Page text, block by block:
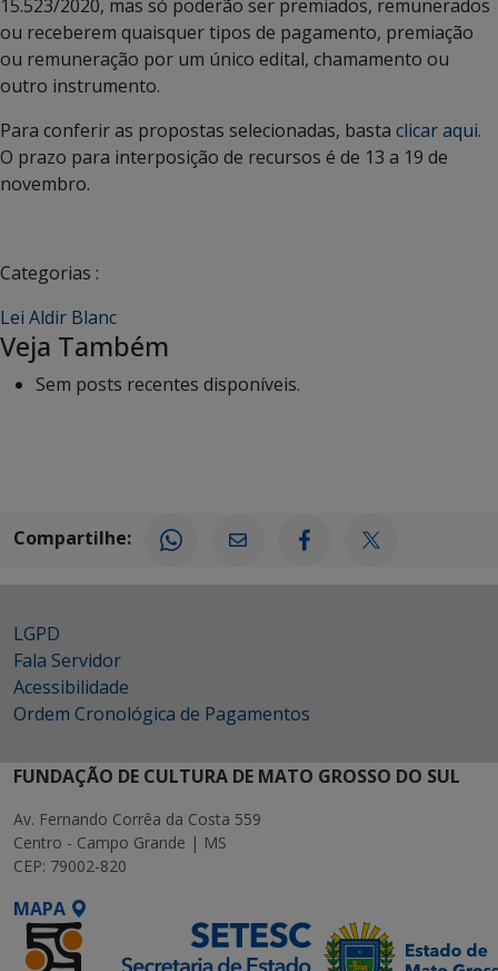
15.523/2020, mas só poderão ser premiados, remunerados
ou receberem quaisquer tipos de pagamento, premiação
ou remuneração por um único edital, chamamento ou
outro instrumento.
Para conferir as propostas selecionadas, basta clicar aqui.
O prazo para interposição de recursos é de 13 a 19 de
novembro.
Categorias :
Lei Aldir Blanc
Veja Também
Sem posts recentes disponíveis.
Compartilhe:
LGPD
Fala Servidor
Acessibilidade
Ordem Cronológica de Pagamentos
FUNDAÇÃO DE CULTURA DE MATO GROSSO DO SUL
Av. Fernando Corrêa da Costa 559
Centro - Campo Grande | MS
CEP: 79002-820
MAPA